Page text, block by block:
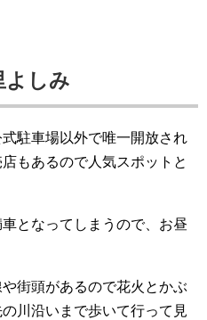
しみ
駐車場以外で唯一開放され
もあるので人気スポットと
となってしまうので、お昼
街頭があるので花火とかぶ
川沿いまで歩いて行って見